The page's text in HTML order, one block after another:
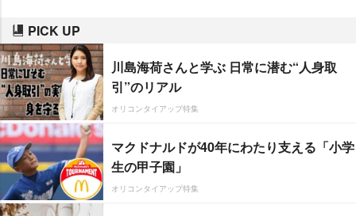
PICK UP
川島海荷さんと学ぶ 日常に潜む“人身取
引”のリアル
オリコンタイアップ特集
マクドナルドが40年にわたり支える「小学
生の甲子園」
オリコンタイアップ特集